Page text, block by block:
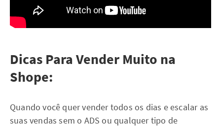
Dicas Para Vender Muito na
Shope:
Quando você quer vender todos os dias e escalar as
suas vendas sem o ADS ou qualquer tipo de